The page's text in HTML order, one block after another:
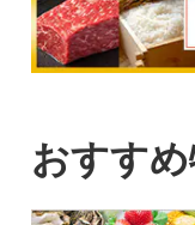
おすす